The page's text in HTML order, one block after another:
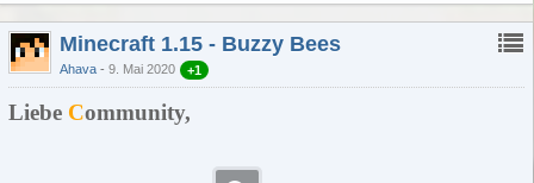
Minecraft 1.15 - Buzzy Bees
Ahava 9. Mai 2020 +1
Liebe Community,